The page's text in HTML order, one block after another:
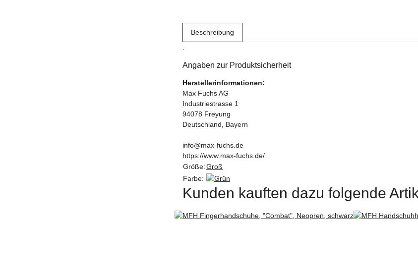
Beschreibung
Angaben zur Produktsicherheit
Herstellerinformationen:
Max Fuchs AG
Industriestrasse 1
94078 Freyung
Deutschland, Bayern
info@max-fuchs.de
https://www.max-fuchs.de/
Größe:Groß
Farbe:
Kunden kauften dazu folgende